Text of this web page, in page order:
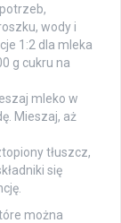
wody i
1:2 dla mleka
g cukru na
mleko w
Mieszaj, aż
tłuszcz,
się
można